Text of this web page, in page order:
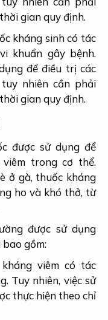
gian quy định.
kháng sinh có tác
khuẩn gây bệnh.
để điều trị các
nhiên cần phải
gian quy định.
được sử dụng để
trong cơ thể.
ở gà, thuốc kháng
ho và khó thở, từ
được sử dụng
gồm:
viêm có tác
Tuy nhiên, việc sử
thực hiện theo chỉ